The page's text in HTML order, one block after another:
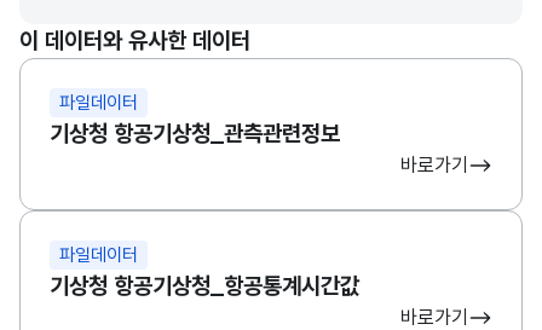
이 데이터와 유사한 데이터
파일데이터
기상청 항공기상청_관측관련정보
바로가기
파일데이터
기상청 항공기상청_항공통계시간값
바로가기